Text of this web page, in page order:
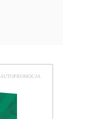
AUTOPROMOCJA